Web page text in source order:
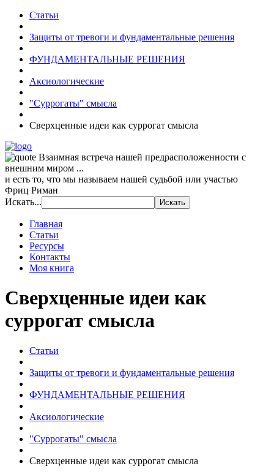
Статьи
Защиты от тревоги и фундаментальные решения
ФУНДАМЕНТАЛЬНЫЕ РЕШЕНИЯ
Аксиологические
"Суррогаты" смысла
Сверхценные идеи как суррогат смысла
Взаимная встреча нашей предрасположенности с
внешним миром ...
и есть то, что мы называем нашей судьбой или участью
Фриц Риман
Искать...
Главная
Статьи
Ресурсы
Контакты
Моя книга
Сверхценные идеи как
суррогат смысла
Статьи
Защиты от тревоги и фундаментальные решения
ФУНДАМЕНТАЛЬНЫЕ РЕШЕНИЯ
Аксиологические
"Суррогаты" смысла
Сверхценные идеи как суррогат смысла